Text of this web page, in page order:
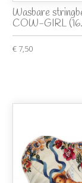
Wasbare
COW-GIRL
€ 7,50